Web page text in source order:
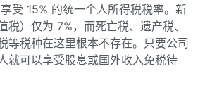
受 15% 的统一个人所得税税率。新
税）仅为 7%，而死亡税、遗产税、
等税种在这里根本不存在。只要公司
就可以享受股息或国外收入免税待